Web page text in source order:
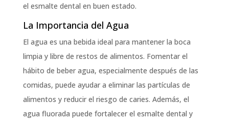
el esmalte dental en buen estado.
La Importancia del Agua
El agua es una bebida ideal para mantener la boca
limpia y libre de restos de alimentos. Fomentar el
hábito de beber agua, especialmente después de las
comidas, puede ayudar a eliminar las partículas de
alimentos y reducir el riesgo de caries. Además, el
agua fluorada puede fortalecer el esmalte dental y